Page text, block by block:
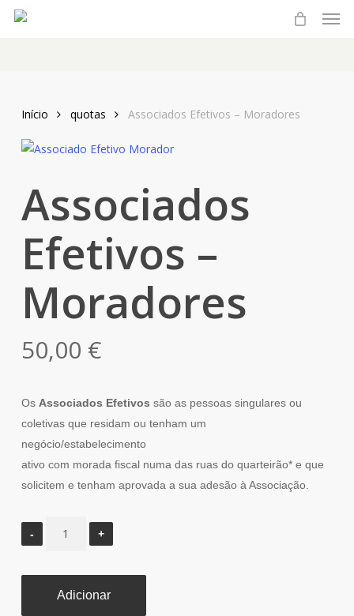
Skip
Início quotas Associados Efetivos – Moradores
Associados
Efetivos –
Moradores
50,00 €
Os Associados Efetivos são as pessoas singulares ou
coletivas que residam ou tenham um
negócio/estabelecimento
ativo com morada fiscal numa das ruas do quarteirão* e que
solicitem e tenham aprovada a sua adesão à Associação.
Adicionar